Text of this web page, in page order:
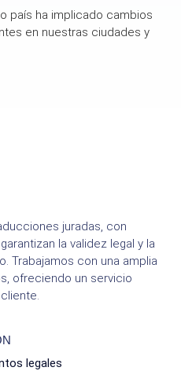
país ha implicado cambios
en nuestras ciudades y
juradas, con
la validez legal y la
Trabajamos con una amplia
ofreciendo un servicio
legales